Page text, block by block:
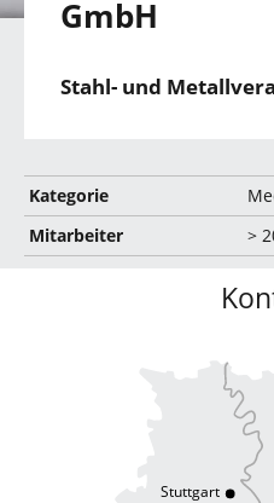
GmbH
Stahl- und
Kategorie
Mitarbeiter
>